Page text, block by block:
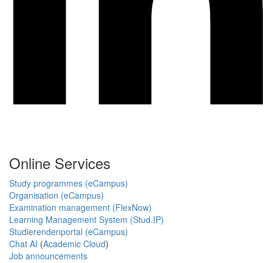
Online Services
Study programmes (eCampus)
Organisation (eCampus)
Examination management (FlexNow)
Learning Management System (Stud.IP)
Studierendenportal (eCampus)
Chat AI (Academic Cloud)
Job announcements